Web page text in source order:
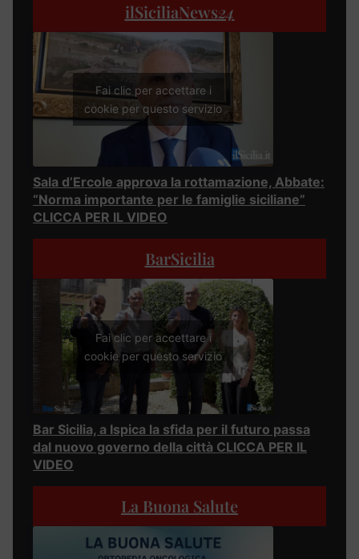
ilSiciliaNews24
Fai clic per accettare i
cookie per questo servizio
Sala d’Ercole approva la rottamazione, Abbate:
“Norma importante per le famiglie siciliane”
CLICCA PER IL VIDEO
BarSicilia
Fai clic per accettare i
cookie per questo servizio
Bar Sicilia, a Ispica la sfida per il futuro passa
dal nuovo governo della città CLICCA PER IL
VIDEO
La Buona Salute